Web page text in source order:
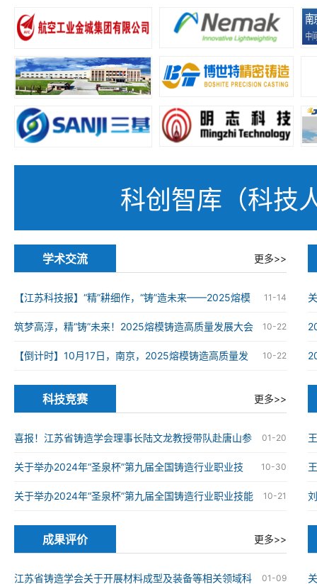
科创智库（科技
学术交流 更多>>
11-14
【江苏科技报】“精”耕细作，“铸”造未来——2025熔模
铸造高质量发展大会在南京举办 10-22
筑梦高淳，精“铸”未来！2025熔模铸造高质量发展大会
在南京高淳成功举办 10-22
【倒计时】10月17日，南京，2025熔模铸造高质量发
展大会
科技竞赛 更多>>
01-20
喜报！江苏省铸造学会理事长陆文龙教授带队赴唐山参
加第九届全国铸造行业职业技能竞赛并获奖 10-30
关于举办2024年“圣泉杯”第九届全国铸造行业职业技
能竞赛的通知 10-21
关于举办2024年“圣泉杯”第九届全国铸造行业职业技能
竞赛的通知
成果评价 更多>>
01-09
江苏省铸造学会关于开展材料成型及装备等相关领域科